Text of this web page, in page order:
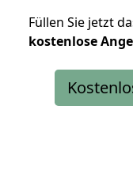
Füllen Sie jetzt
kostenlose